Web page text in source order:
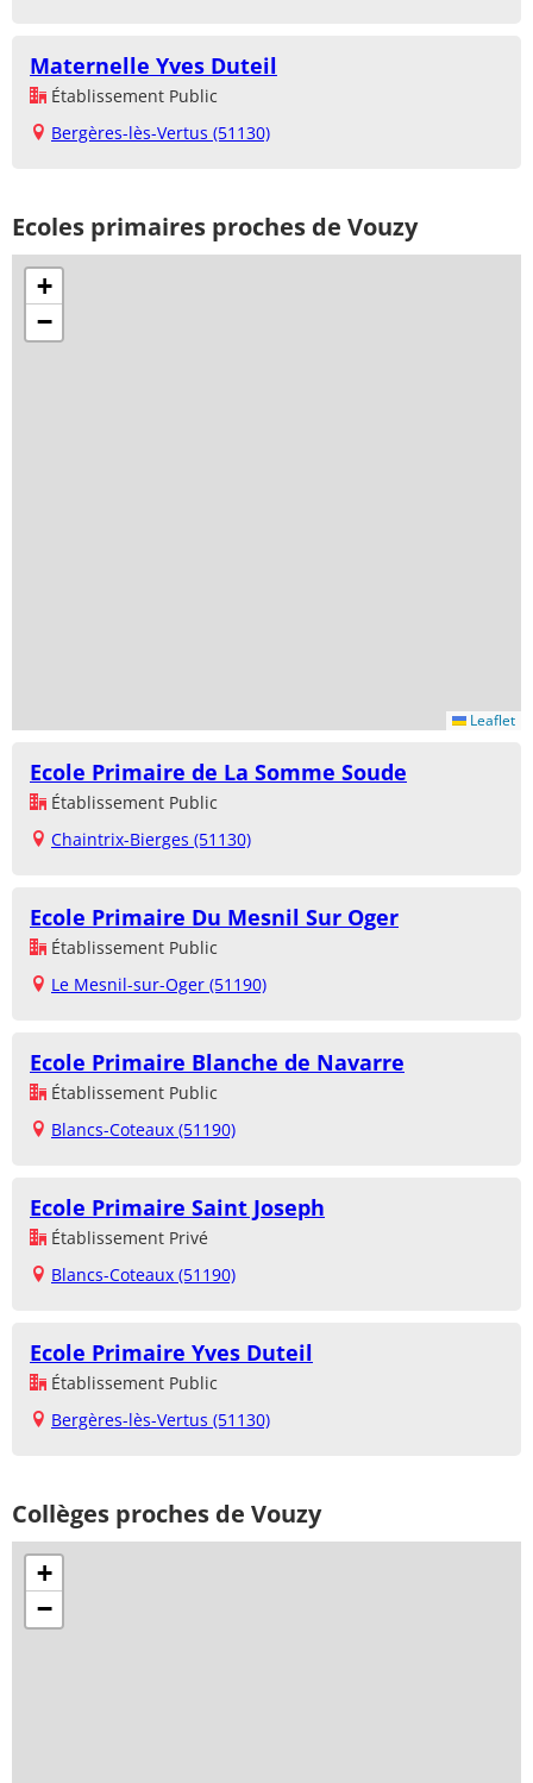
Maternelle Yves Duteil
Établissement Public
Bergères-lès-Vertus (51130)
Ecoles primaires proches de Vouzy
+
−
Leaflet
Ecole Primaire de La Somme Soude
Établissement Public
Chaintrix-Bierges (51130)
Ecole Primaire Du Mesnil Sur Oger
Établissement Public
Le Mesnil-sur-Oger (51190)
Ecole Primaire Blanche de Navarre
Établissement Public
Blancs-Coteaux (51190)
Ecole Primaire Saint Joseph
Établissement Privé
Blancs-Coteaux (51190)
Ecole Primaire Yves Duteil
Établissement Public
Bergères-lès-Vertus (51130)
Collèges proches de Vouzy
+
−